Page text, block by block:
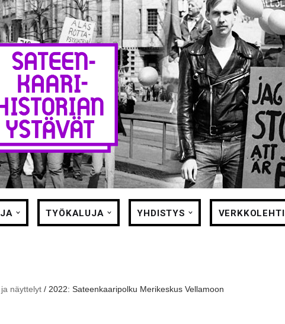
TYÖKALUJA YHDISTYS VERKKOLEHTI
näyttelyt/ 2022: Sateenkaaripolku Merikeskus Vellamoon